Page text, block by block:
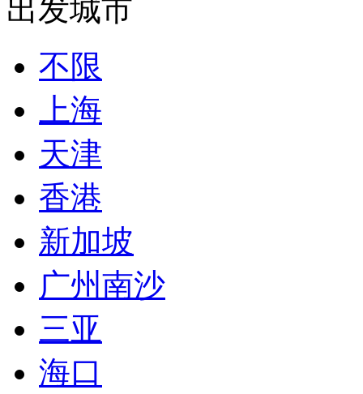
出发城市
不限
上海
天津
香港
新加坡
广州南沙
三亚
海口